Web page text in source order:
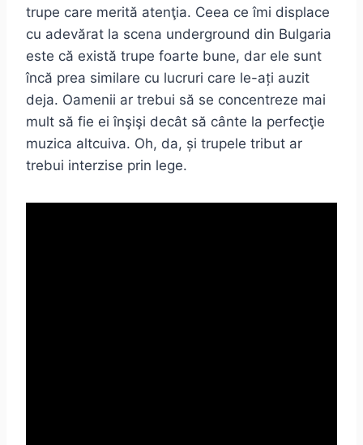
trupe care merită atenţia. Ceea ce îmi displace
cu adevărat la scena underground din Bulgaria
este că există trupe foarte bune, dar ele sunt
încă prea similare cu lucruri care le-ați auzit
deja. Oamenii ar trebui să se concentreze mai
mult să fie ei înşişi decât să cânte la perfecţie
muzica altcuiva. Oh, da, și trupele tribut ar
trebui interzise prin lege.